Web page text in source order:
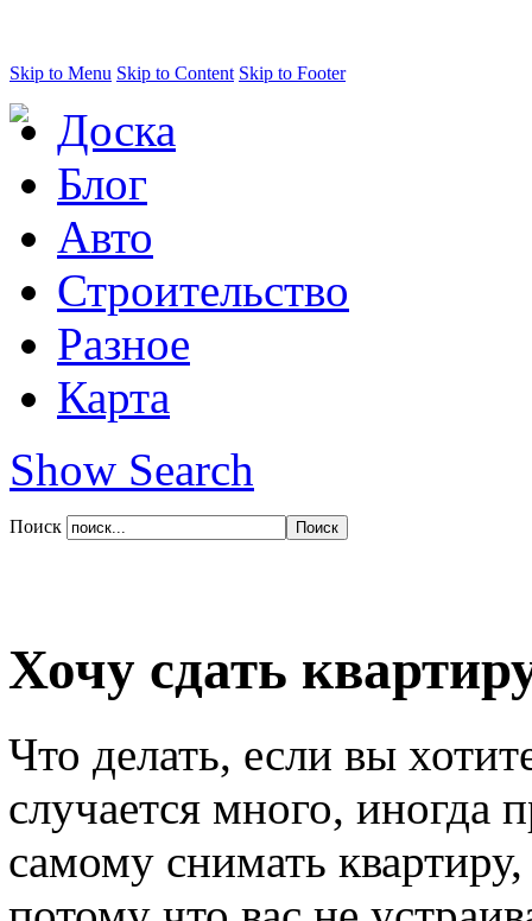
Skip to Menu Skip to Content Skip to Footer
Доска
Блог
Авто
Строительство
Разное
Карта
Show Search
Поиск
Хочу сдать
Что делать, если вы
случается много, иногда
самому снимать